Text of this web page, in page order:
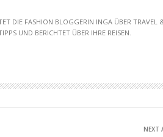
DIE FASHION BLOGGERIN INGA ÜBER TRAVEL
UND BERICHTET ÜBER IHRE REISEN.
NEXT